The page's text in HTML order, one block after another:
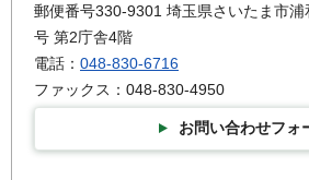
郵便番号330-9301 埼玉県さいたま市浦
号 第2庁舎4階
電話： 048-830-6716
ファックス：048-830-4950
お問い合わせフォ